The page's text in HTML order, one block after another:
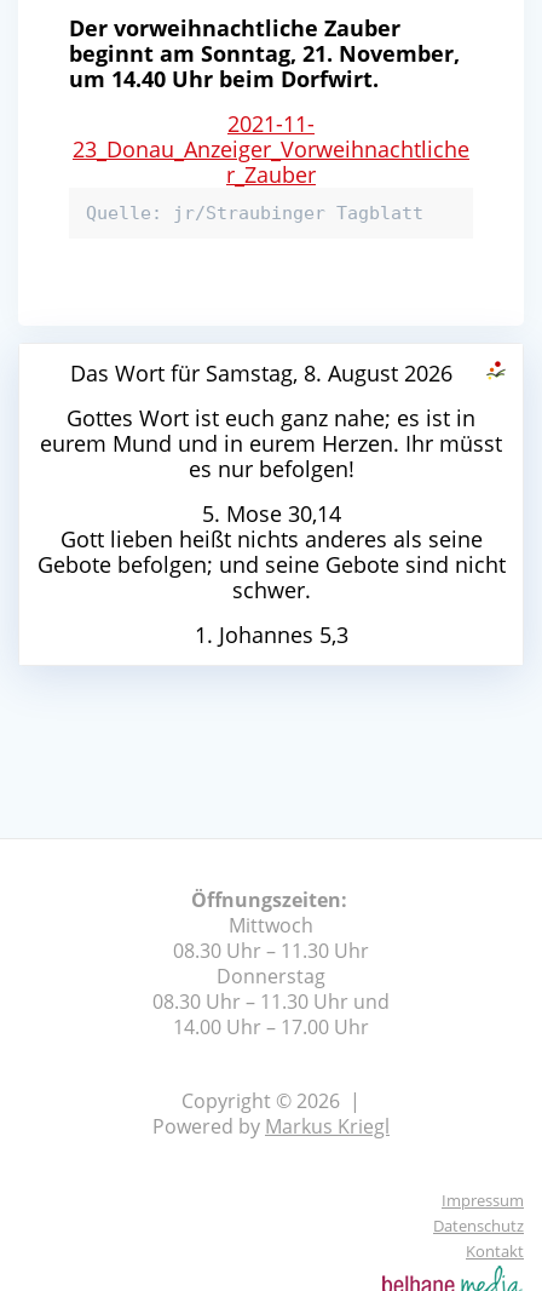
Der vorweihnachtliche Zauber
beginnt am Sonntag, 21. November,
um 14.40 Uhr beim Dorfwirt.
2021-11-
23_Donau_Anzeiger_Vorweihnachtliche
r_Zauber
Quelle: jr/Straubinger Tagblatt
Das Wort für Samstag, 8. August 2026
Gottes Wort ist euch ganz nahe; es ist in
eurem Mund und in eurem Herzen. Ihr müsst
es nur befolgen!
5. Mose 30,14
Gott lieben heißt nichts anderes als seine
Gebote befolgen; und seine Gebote sind nicht
schwer.
1. Johannes 5,3
Öffnungszeiten:
Mittwoch
08.30 Uhr – 11.30 Uhr
Donnerstag
08.30 Uhr – 11.30 Uhr und
14.00 Uhr – 17.00 Uhr
Copyright © 2026 |
Powered by Markus Kriegl
Impressum
Datenschutz
Kontakt